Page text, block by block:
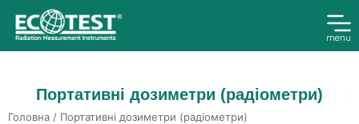
menu
Портативні дозиметри (радіометри)
Головна / Портативні дозиметри (радіометри)